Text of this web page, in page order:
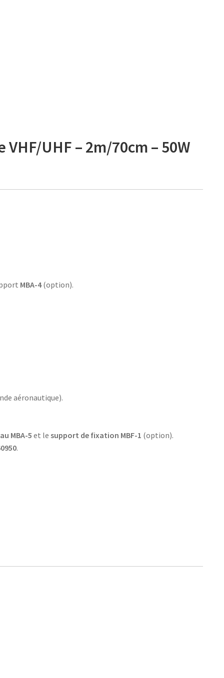
UHF – 2m/70cm – 50W
MBA-4(option).
aéronautique).
MBA-5 et lesupport de fixation MBF-1 (option).
.